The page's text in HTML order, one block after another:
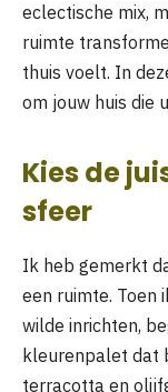
eclectische mix,
ruimte
thuis voelt. In
om jouw huis die
Kies de
sfeer
Ik heb gemerkt
een ruimte. Toen
wilde inrichten,
kleurenpalet dat
terracotta en